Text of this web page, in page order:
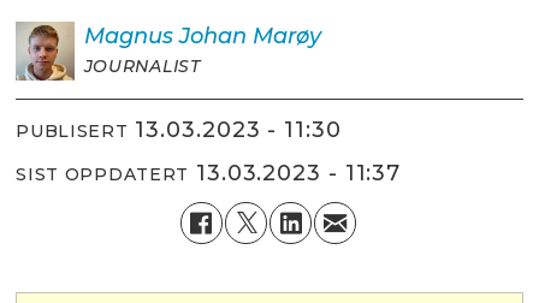
Magnus Johan Marøy
JOURNALIST
PUBLISERT 13.03.2023 - 11:30
SIST OPPDATERT 13.03.2023 - 11:37